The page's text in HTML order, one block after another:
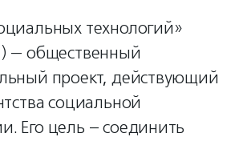
технологий»
— общественный
проект, действующий
социальной
Его цель – соединить